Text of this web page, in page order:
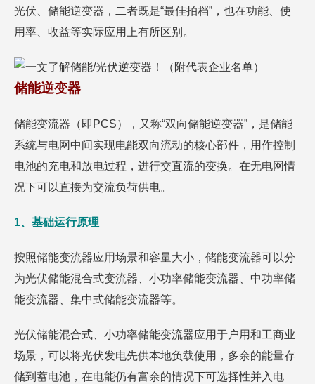
光伏、储能逆变器，二者既是“最佳拍档”，也在功能、使
用率、收益等实际应用上有所区别。
储能逆变器
储能变流器（即PCS），又称“双向储能逆变器”，是储能
系统与电网中间实现电能双向流动的核心部件，用作控制
电池的充电和放电过程，进行交直流的变换。在无电网情
况下可以直接为交流负荷供电。
1、基础运行原理
按照储能变流器应用场景和容量大小，储能变流器可以分
为光伏储能混合式变流器、小功率储能变流器、中功率储
能变流器、集中式储能变流器等。
光伏储能混合式、小功率储能变流器应用于户用和工商业
场景，可以将光伏发电先供本地负载使用，多余的能量存
储到蓄电池，在电能仍有富余的情况下可选择性并入电